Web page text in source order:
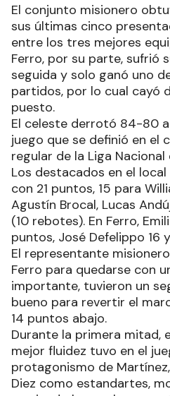
El conjunto misionero
sus últimas cinco
entre los tres mejores
Ferro, por su parte, sufrió
seguida y solo ganó uno
partidos, por lo cual cayó
puesto.
El celeste derrotó 84-80
juego que se definió en el
regular de la Liga
Los destacados en el
con 21 puntos, 15 para
Agustín Brocal, Lucas
(10 rebotes). En Ferro,
puntos, José Defelippo 16
El representante
Ferro para quedarse con
importante, tuvieron un
bueno para revertir el
14 puntos abajo.
Durante la primera mitad,
mejor fluidez tuvo en el
protagonismo de
Diez como estandartes,